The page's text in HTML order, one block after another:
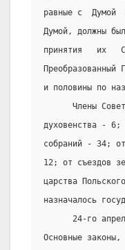
равные с  Думой
Думой, должны
принятия   их
и половины по
Члены
духовенства -
собраний - 34;
12; от съездов
царства
назначалось
24-го
Основные